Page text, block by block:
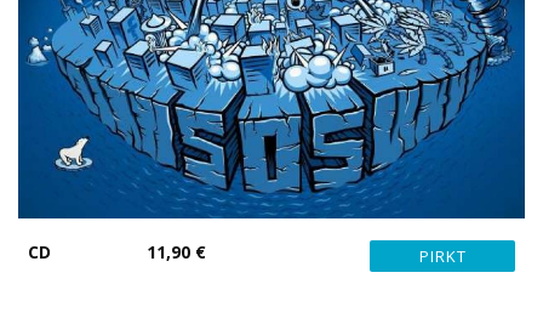
CD 11,90 €